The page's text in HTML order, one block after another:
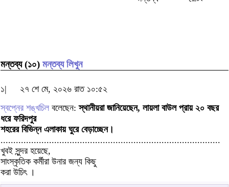
মন্তব্য (১০) মন্তব্য লিখুন
১|
২৭ শে মে, ২০২৬ রাত ১০:৫২
স্বপ্নের শঙ্খচিল বলেছেন:স্থানীয়রা জানিয়েছেন, লায়লা বাউল প্রায় ২০ বছর
ধরে ফরিদপুর
শহরের বিভিন্ন এলাকায় ঘুরে বেড়াচ্ছেন।
......................................................................................
খুবই সুন্দর হয়েছে,
সাংস্কৃতিক কর্মীরা উনার জন্য কিছু
করা উচিৎ ।